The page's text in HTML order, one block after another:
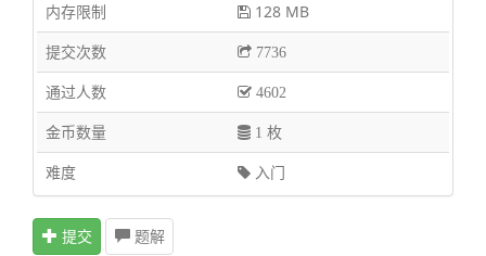
内存限制
128 MB
提交次数
7736
通过人数 4602
金币数量 1 枚
难度 入门
提交 题解